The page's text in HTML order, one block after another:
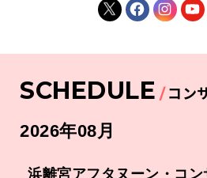
木
大
|
X Facebook
SCHEDULE コン
2026年08月
浜離宮アフタヌーン・コ